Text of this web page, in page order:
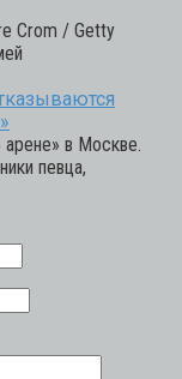
Crom / Getty
в Москве.
певца,